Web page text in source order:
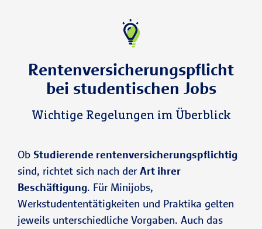
Rentenversicherungspflicht
bei studentischen Jobs
Wichtige Regelungen im Überblick
Ob Studierende rentenversicherungspflichtig
sind, richtet sich nach der Art ihrer
Beschäftigung. Für Minijobs,
Werkstudententätigkeiten und Praktika gelten
jeweils unterschiedliche Vorgaben. Auch das